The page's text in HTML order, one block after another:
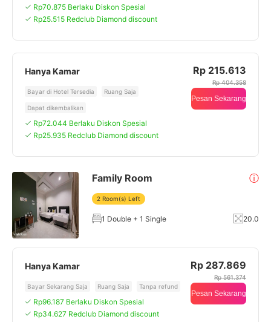
Rp70.875 Berlaku Diskon Spesial
Rp25.515 Redclub Diamond discount
Hanya Kamar
Bayar di Hotel Tersedia Ruang Saja
Dapat dikembalikan
Rp72.044 Berlaku Diskon Spesial
Rp25.935 Redclub Diamond discount
Rp 215.613
Rp 404.358
Pesan Sekarang
Family Room ⓘ
2 Room(s) Left
1 Double + 1 Single 20.0
Hanya Kamar
Bayar Sekarang Saja Ruang Saja Tanpa refund
Rp96.187 Berlaku Diskon Spesial
Rp34.627 Redclub Diamond discount
Rp 287.869
Rp 561.374
Pesan Sekarang